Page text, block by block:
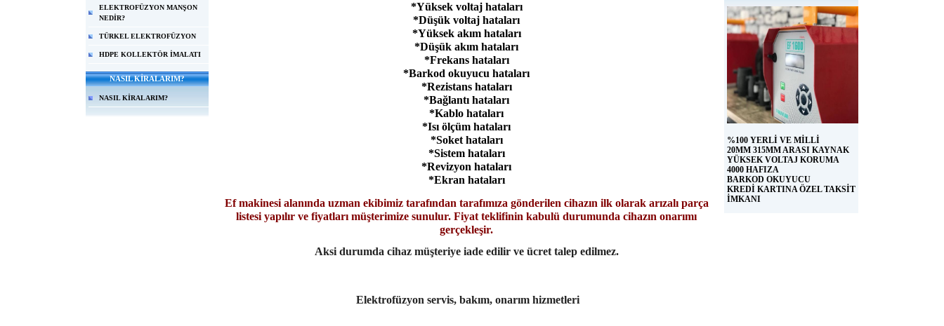
ELEKTROFÜZYON MANŞON
NEDİR?
TÜRKEL ELEKTROFÜZYON
HDPE KOLLEKTÖR İMALATI
NASIL KİRALARIM?
NASIL KİRALARIM?
*Yüksek voltaj hataları
*Düşük voltaj hataları
*Yüksek akım hataları
*Düşük akım hataları
*Frekans hataları
*Barkod okuyucu hataları
*Rezistans hataları
*Bağlantı hataları
*Kablo hataları
*Isı ölçüm hataları
*Soket hataları
*Sistem hataları
*Revizyon hataları
*Ekran hataları
Ef makinesi alanında uzman ekibimiz tarafından tarafımıza gönderilen cihazın ilk olarak arızalı parça
listesi yapılır ve fiyatları müşterimize sunulur. Fiyat teklifinin kabulü durumunda cihazın onarımı
gerçekleşir.
Aksi durumda cihaz müşteriye iade edilir ve ücret talep edilmez.
Elektrofüzyon servis, bakım, onarım hizmetleri
%100 YERLİ VE MİLLİ
20MM 315MM ARASI KAYNAK
YÜKSEK VOLTAJ KORUMA
4000 HAFIZA
BARKOD OKUYUCU
KREDİ KARTINA ÖZEL TAKSİT
İMKANI